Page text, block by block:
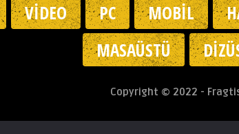
VIDEO PC MOBIL
MASAÜSTÜ
Copyright © 2022 -